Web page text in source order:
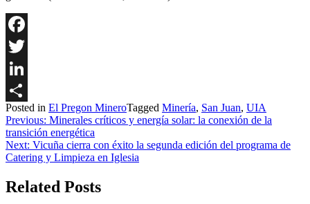
Facebook
Twitter
LinkedIn
Share
Posted in El Pregon MineroTagged Minería, San Juan, UIA
Navegación
de
entradas
Previous: Minerales críticos y energía solar: la conexión de la
transición energética
Next: Vicuña cierra con éxito la segunda edición del programa de
Catering y Limpieza en Iglesia
Related Posts